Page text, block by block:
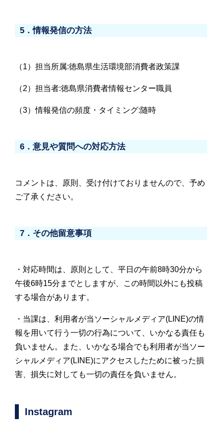
5．情報発信の方法
（1）担当所属:徳島県生活環境部消費者政策課
（2）担当者:徳島県消費者情報センター職員
（3）情報発信の頻度・タイミング:随時
6．意見や質問への対応方法
コメントは、原則、受け付けておりませんので、予め
ご了承ください。
7．その他留意事項
・対応時間は、原則として、平日の午前8時30分から
午後6時15分までとしますが、この時間以外にも投稿
する場合があります。
・当課は、利用者が当ソーシャルメディア(LINE)の情
報を用いて行う一切の行為について、いかなる責任も
負いません。また、いかなる場合でも利用者が当ソー
シャルメディア(LINE)にアクセスしたために被った損
害、損失に対しても一切の責任を負いません。
Instagram